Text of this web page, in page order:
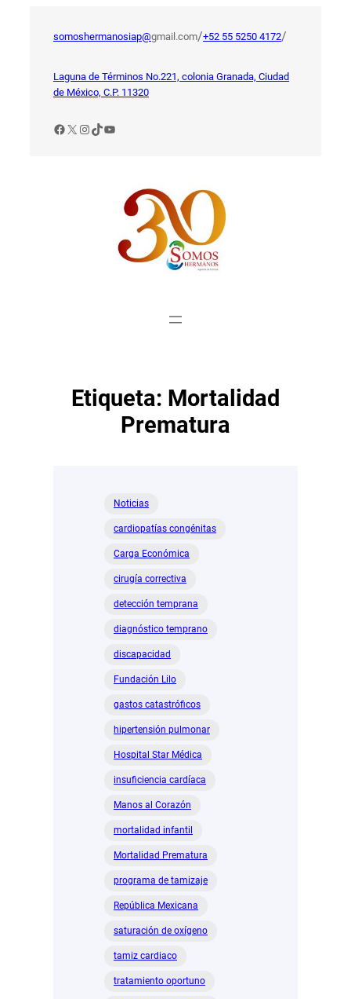
somoshermanosiap@gmail.com/+52 55 5250 4172/
Laguna de Términos No.221, colonia Granada, Ciudad
de México, C.P. 11320
Facebook
X Instagram
TikTok
YouTube
Etiqueta: Mortalidad
Prematura
Noticias
cardiopatías congénitas
Carga Económica
cirugía correctiva
detección temprana
diagnóstico temprano
discapacidad
Fundación Lilo
gastos catastróficos
hipertensión pulmonar
Hospital Star Médica
insuficiencia cardíaca
Manos al Corazón
mortalidad infantil
Mortalidad Prematura
programa de tamizaje
República Mexicana
saturación de oxígeno
tamiz cardiaco
tratamiento oportuno